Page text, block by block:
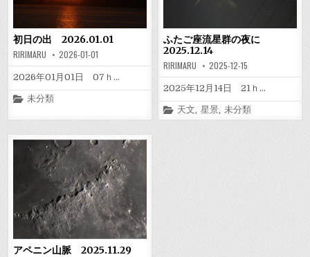
初日の出 2026.01.01
RIRIMARU 2026-01-01
2026年01月01日 07ｈ…
Posted
in
未分類
ふたご座流星群の夜に
2025.12.14
RIRIMARU 2025-12-15
2025年12月14日 21ｈ…
Posted
in
天文,星景,未分類
アペニン山脈 2025.11.29